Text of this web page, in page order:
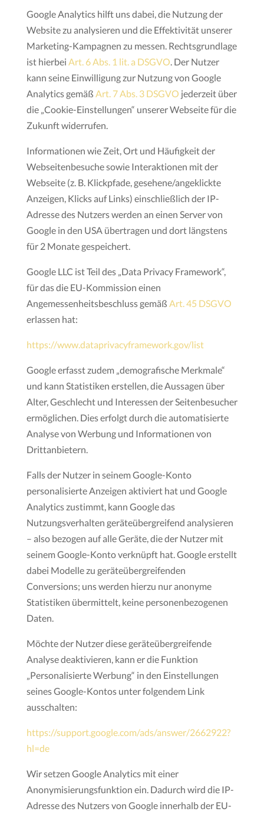
Google Analytics hilft uns dabei, die Nutzung der
Website zu analysieren und die Effektivität unserer
Marketing-Kampagnen zu messen. Rechtsgrundlage
ist hierbei Art. 6 Abs. 1 lit. a DSGVO. Der Nutzer
kann seine Einwilligung zur Nutzung von Google
Analytics gemäß Art. 7 Abs. 3 DSGVO jederzeit über
die „Cookie-Einstellungen“ unserer Webseite für die
Zukunft widerrufen.
Informationen wie Zeit, Ort und Häufigkeit der
Webseitenbesuche sowie Interaktionen mit der
Webseite (z. B. Klickpfade, gesehene/angeklickte
Anzeigen, Klicks auf Links) einschließlich der IP-
Adresse des Nutzers werden an einen Server von
Google in den USA übertragen und dort längstens
für 2 Monate gespeichert.
Google LLC ist Teil des „Data Privacy Framework“,
für das die EU-Kommission einen
Angemessenheitsbeschluss gemäß Art. 45 DSGVO
erlassen hat:
https://www.dataprivacyframework.gov/list
Google erfasst zudem „demografische Merkmale“
und kann Statistiken erstellen, die Aussagen über
Alter, Geschlecht und Interessen der Seitenbesucher
ermöglichen. Dies erfolgt durch die automatisierte
Analyse von Werbung und Informationen von
Drittanbietern.
Falls der Nutzer in seinem Google-Konto
personalisierte Anzeigen aktiviert hat und Google
Analytics zustimmt, kann Google das
Nutzungsverhalten geräteübergreifend analysieren
– also bezogen auf alle Geräte, die der Nutzer mit
seinem Google-Konto verknüpft hat. Google erstellt
dabei Modelle zu geräteübergreifenden
Conversions; uns werden hierzu nur anonyme
Statistiken übermittelt, keine personenbezogenen
Daten.
Möchte der Nutzer diese geräteübergreifende
Analyse deaktivieren, kann er die Funktion
„Personalisierte Werbung“ in den Einstellungen
seines Google-Kontos unter folgendem Link
ausschalten:
https://support.google.com/ads/answer/2662922?
hl=de
Wir setzen Google Analytics mit einer
Anonymisierungsfunktion ein. Dadurch wird die IP-
Adresse des Nutzers von Google innerhalb der EU-